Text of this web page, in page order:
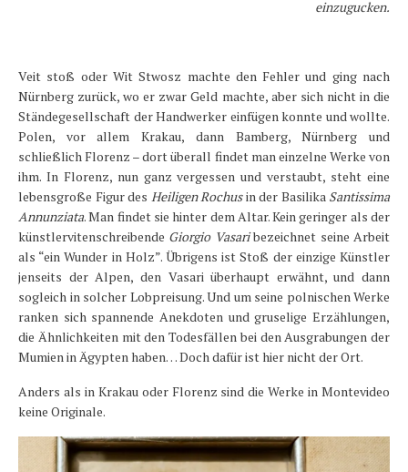
einzugucken.
Veit stoß oder Wit Stwosz machte den Fehler und ging nach
Nürnberg zurück, wo er zwar Geld machte, aber sich nicht in die
Ständegesellschaft der Handwerker einfügen konnte und wollte.
Polen, vor allem Krakau, dann Bamberg, Nürnberg und
schließlich Florenz – dort überall findet man einzelne Werke von
ihm. In Florenz, nun ganz vergessen und verstaubt, steht eine
lebensgroße Figur des Heiligen Rochusin der Basilika Santissima
Annunziata. Man findet sie hinter dem Altar. Kein geringer als der
künstlervitenschreibende Giorgio Vasaribezeichnet seine Arbeit
als “ein Wunder in Holz”. Übrigens ist Stoß der einzige Künstler
jenseits der Alpen, den Vasari überhaupt erwähnt, und dann
sogleich in solcher Lobpreisung. Und um seine polnischen Werke
ranken sich spannende Anekdoten und gruselige Erzählungen,
die Ähnlichkeiten mit den Todesfällen bei den Ausgrabungen der
Mumien in Ägypten haben… Doch dafür ist hier nicht der Ort.
Anders als in Krakau oder Florenz sind die Werke in Montevideo
keine Originale.